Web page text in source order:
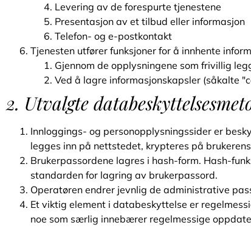
Levering av de forespurte tjenestene
Presentasjon av et tilbud eller informasjon
Telefon- og e-postkontakt
Tjenesten utfører funksjoner for å innhente
Gjennom de opplysningene som frivillig
Ved å lagre informasjonskapsler (såkalte
2. Utvalgte
Innloggings- og personopplysningssider er
legges inn på nettstedet, krypteres på
Brukerpassordene lagres i hash-form. Hash-
standarden for lagring av brukerpassord.
Operatøren endrer jevnlig de administrative
Et viktig element i databeskyttelse er
noe som særlig innebærer regelmessige